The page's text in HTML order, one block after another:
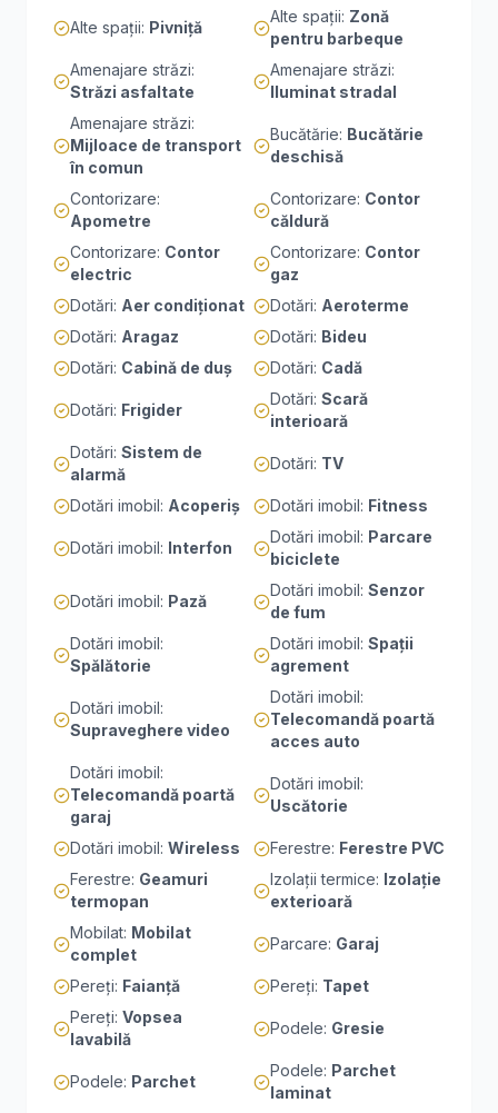
Alte spații: Pivniță
Alte spații: Zonă
pentru barbeque
Amenajare străzi:
Străzi asfaltate
Amenajare străzi:
Iluminat stradal
Amenajare străzi:
Mijloace de transport
în comun
Bucătărie: Bucătărie
deschisă
Contorizare:
Apometre
Contorizare: Contor
căldură
Contorizare: Contor
electric
Contorizare: Contor
gaz
Dotări: Aer condiționat Dotări: Aeroterme
Dotări: Aragaz Dotări: Bideu
Dotări: Cabină de duș Dotări: Cadă
Dotări: Frigider
Dotări: Scară
interioară
Dotări: Sistem de
alarmă
Dotări: TV
Dotări imobil: Acoperiș Dotări imobil: Fitness
Dotări imobil: Interfon
Dotări imobil: Parcare
biciclete
Dotări imobil: Pază
Dotări imobil: Senzor
de fum
Dotări imobil:
Spălătorie
Dotări imobil: Spații
agrement
Dotări imobil:
Supraveghere video
Dotări imobil:
Telecomandă poartă
acces auto
Dotări imobil:
Telecomandă poartă
garaj
Dotări imobil:
Uscătorie
Dotări imobil: Wireless Ferestre: Ferestre PVC
Ferestre: Geamuri
termopan
Izolații termice: Izolație
exterioară
Mobilat: Mobilat
complet
Parcare: Garaj
Pereți: Faianță Pereți: Tapet
Pereți: Vopsea
lavabilă
Podele: Gresie
Podele: Parchet
Podele: Parchet
laminat